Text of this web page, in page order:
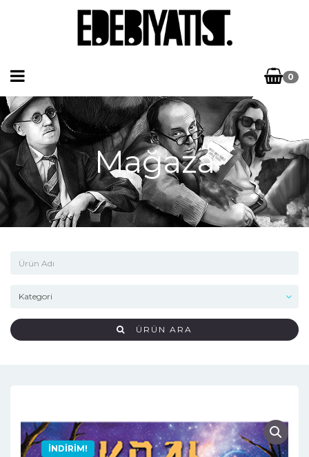
0
Mağaza
ÜRÜN ARA
İNDIRIM!